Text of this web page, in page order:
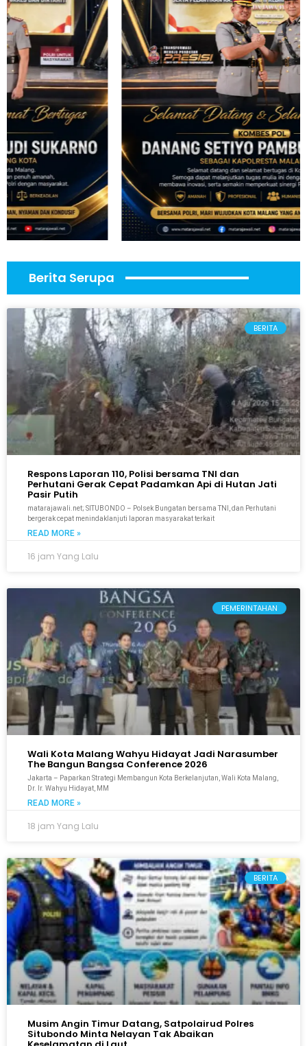
Berita Serupa
BERITA
Respons Laporan 110, Polisi bersama TNI dan
Perhutani Gerak Cepat Padamkan Api di Hutan Jati
Pasir Putih
matarajawali.net; SITUBONDO – Polsek Bungatan bersama TNI, dan Perhutani
bergerak cepat menindaklanjuti laporan masyarakat terkait
READ MORE »
16 jam Yang Lalu
PEMERINTAHAN
Wali Kota Malang Wahyu Hidayat Jadi Narasumber
The Bangun Bangsa Conference 2026
Jakarta – Paparkan Strategi Membangun Kota Berkelanjutan, Wali Kota Malang,
Dr. Ir. Wahyu Hidayat, MM
READ MORE »
18 jam Yang Lalu
BERITA
Musim Angin Timur Datang, Satpolairud Polres
Situbondo Minta Nelayan Tak Abaikan